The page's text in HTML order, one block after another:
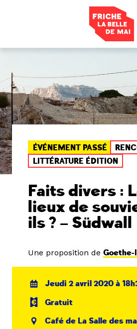
ÉVÉNEMENT PASSÉ
LITTÉRATURE ÉDITION
Faits divers :
lieux de
ils ? – Südwall
Une proposition de
Jeudi 2 avril 2020 à
Gratuit
Café de La Salle des
Panneau de gestion des cookies